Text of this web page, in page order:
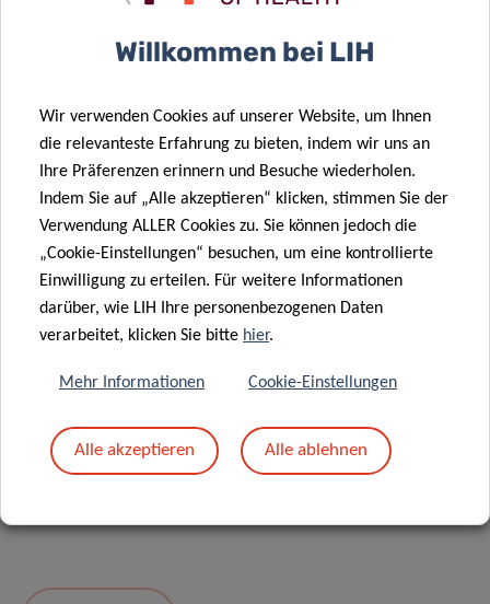
Nachricht
Mit dem Absenden Ihrer Nachricht erklären Sie
sich einverstanden mit
die LIH-
Willkommen bei LIH
Wir verwenden Cookies auf unserer Website, um Ihnen
die relevanteste Erfahrung zu bieten, indem wir uns an
Ihre Präferenzen erinnern und Besuche wiederholen.
Indem Sie auf „Alle akzeptieren“ klicken, stimmen Sie der
Verwendung ALLER Cookies zu. Sie können jedoch die
„Cookie-Einstellungen“ besuchen, um eine kontrollierte
Einwilligung zu erteilen. Für weitere Informationen
darüber, wie LIH Ihre personenbezogenen Daten
verarbeitet, klicken Sie bitte hier.
Mehr Informationen Cookie-Einstellungen
Alle akzeptieren Alle ablehnen